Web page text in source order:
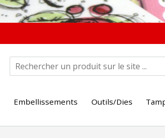
Embellissements Outils/Dies